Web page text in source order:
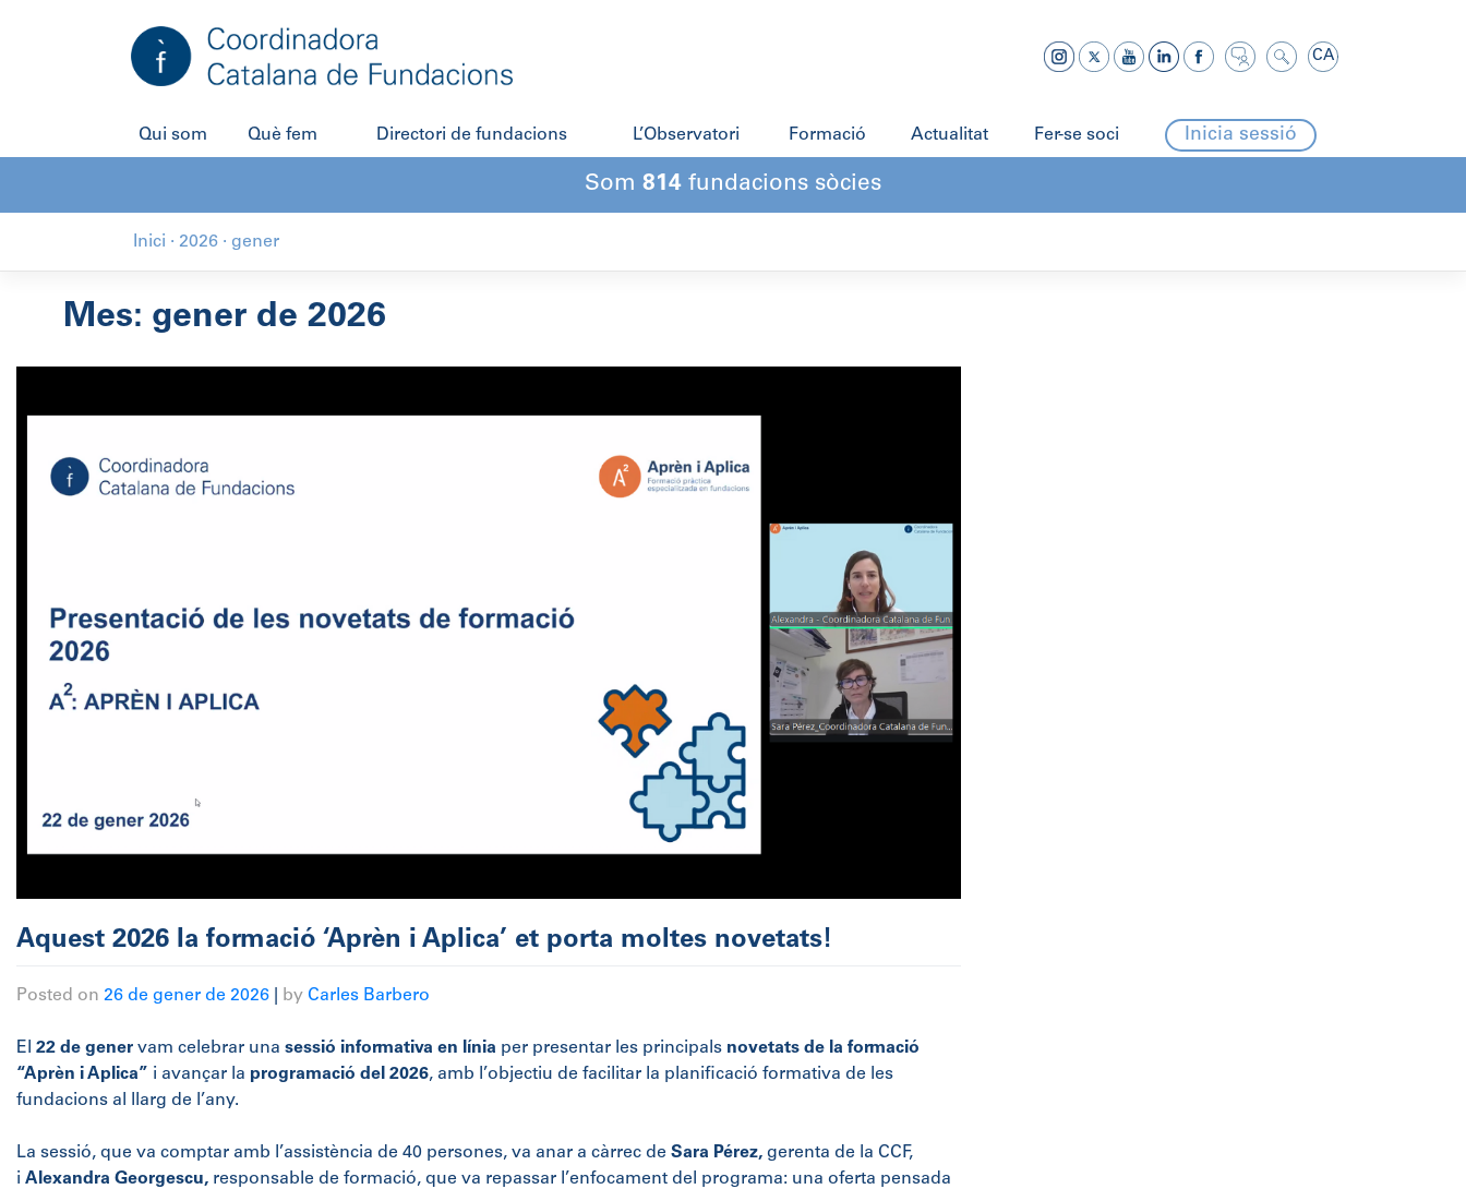
CA
Qui som Què fem Directori de fundacions L’Observatori Formació Actualitat Fer-se soci Inicia sessió
Som 814 fundacions sòcies
Inici · 2026 · gener
Mes: gener de 2026
Aquest 2026 la formació ‘Aprèn i Aplica’ et porta moltes novetats!
Posted on 26 de gener de 2026 by Carles Barbero
El 22 de gener vam celebrar una sessió informativa en línia per presentar les principals novetats de la formació
“Aprèn i Aplica” i avançar la programació del 2026, amb l’objectiu de facilitar la planificació formativa de les
fundacions al llarg de l’any.
La sessió, que va comptar amb l’assistència de 40 persones, va anar a càrrec de Sara Pérez, gerenta de la CCF,
i Alexandra Georgescu, responsable de formació, que va repassar l’enfocament del programa: una oferta pensada